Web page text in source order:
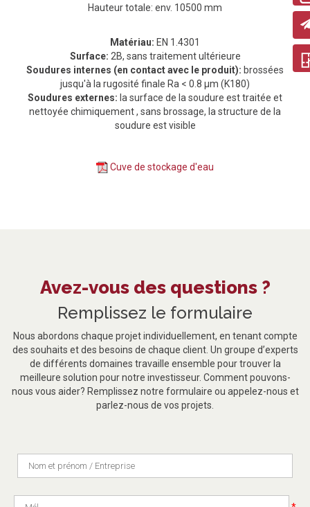
Hauteur totale: env. 10500 mm
Matériau: EN 1.4301
Surface: 2B, sans traitement ultérieure
Soudures internes (en contact avec le produit): brossées
jusqu'à la rugosité finale Ra < 0.8 μm (K180)
Soudures externes: la surface de la soudure est traitée et
nettoyée chimiquement , sans brossage, la structure de la
soudure est visible
Cuve de stockage d'eau
Avez-vous des questions ?
Remplissez le formulaire
Nous abordons chaque projet individuellement, en tenant compte
des souhaits et des besoins de chaque client. Un groupe d’experts
de différents domaines travaille ensemble pour trouver la
meilleure solution pour notre investisseur. Comment pouvons-
nous vous aider? Remplissez notre formulaire ou appelez-nous et
parlez-nous de vos projets.